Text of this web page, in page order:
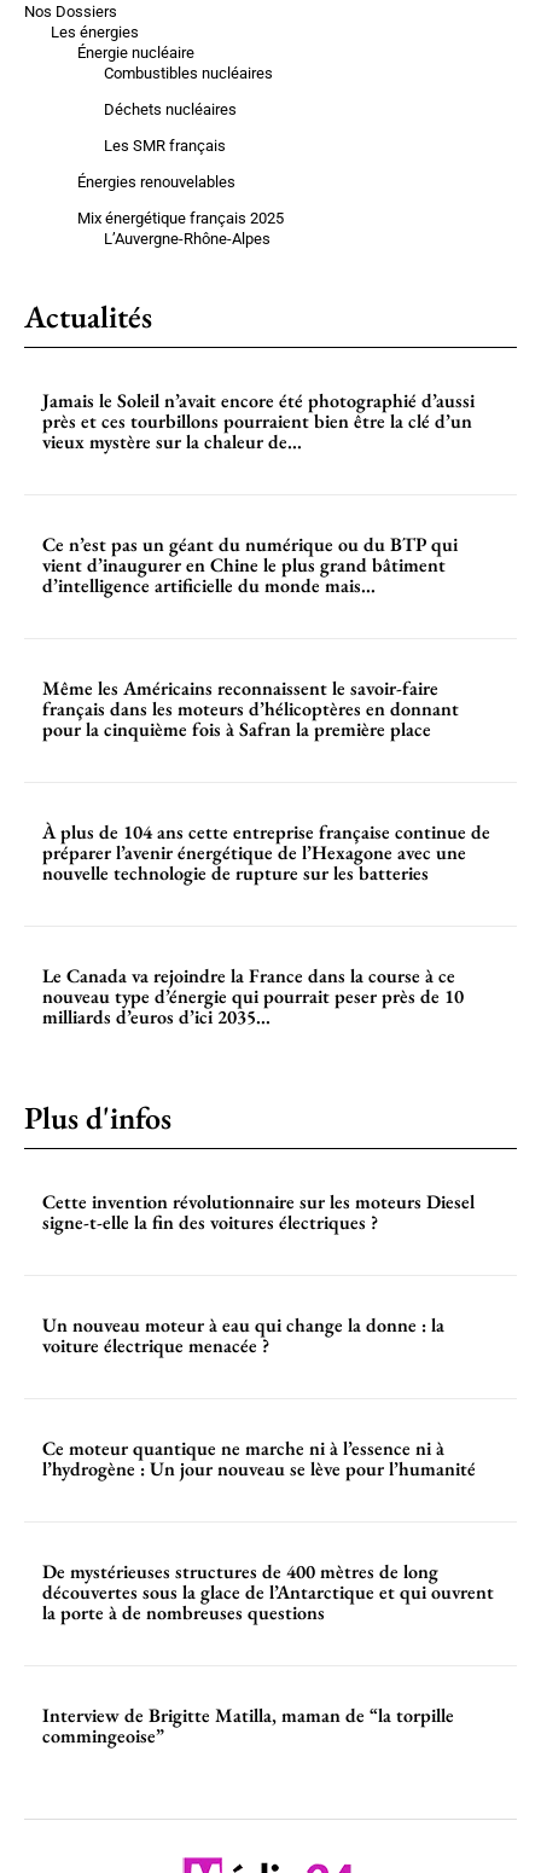
Nos Dossiers
Les énergies
Énergie nucléaire
Combustibles nucléaires
Déchets nucléaires
Les SMR français
Énergies renouvelables
Mix énergétique français 2025
L’Auvergne-Rhône-Alpes
Actualités
Jamais le Soleil n’avait encore été photographié d’aussi
près et ces tourbillons pourraient bien être la clé d’un
vieux mystère sur la chaleur de...
Ce n’est pas un géant du numérique ou du BTP qui
vient d’inaugurer en Chine le plus grand bâtiment
d’intelligence artificielle du monde mais...
Même les Américains reconnaissent le savoir-faire
français dans les moteurs d’hélicoptères en donnant
pour la cinquième fois à Safran la première place
À plus de 104 ans cette entreprise française continue de
préparer l’avenir énergétique de l’Hexagone avec une
nouvelle technologie de rupture sur les batteries
Le Canada va rejoindre la France dans la course à ce
nouveau type d’énergie qui pourrait peser près de 10
milliards d’euros d’ici 2035...
Plus d'infos
Cette invention révolutionnaire sur les moteurs Diesel
signe-t-elle la fin des voitures électriques ?
Un nouveau moteur à eau qui change la donne : la
voiture électrique menacée ?
Ce moteur quantique ne marche ni à l’essence ni à
l’hydrogène : Un jour nouveau se lève pour l’humanité
De mystérieuses structures de 400 mètres de long
découvertes sous la glace de l’Antarctique et qui ouvrent
la porte à de nombreuses questions
Interview de Brigitte Matilla, maman de “la torpille
commingeoise”